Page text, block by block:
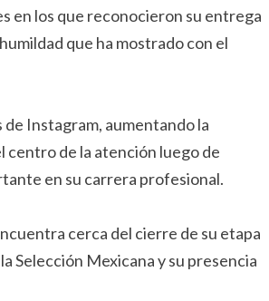
en los que reconocieron su entrega
que ha mostrado con el
Instagram, aumentando la
centro de la atención luego de
en su carrera profesional.
cerca del cierre de su etapa
Selección Mexicana y su presencia